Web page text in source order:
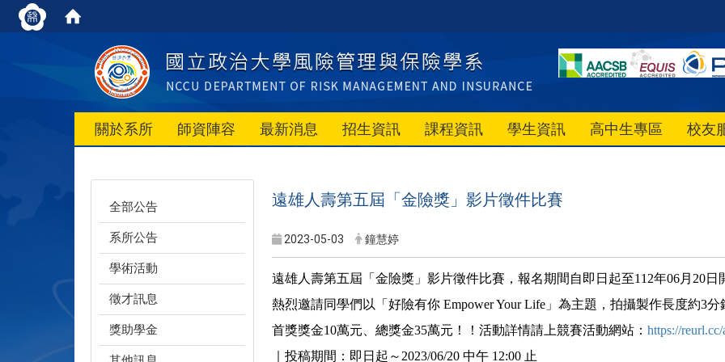
關於系所 師資陣容 最新消息 招生資訊 課程資訊 學生資訊 高中生專區 校友
全部公告
系所公告
學術活動
徵才訊息
獎助學金
遠雄人壽第五屆「金險獎」影片徵件比賽
2023-05-03 鐘慧婷
遠雄人壽第五屆「金險獎」影片徵件比賽，報名期間自即日起至112年06月20日
熱烈邀請同學們以「好險有你 Empower Your Life」為主題，拍攝製作長度約3
首獎獎金10萬元、總獎金35萬元！！活動詳情請上競賽活動網站： https://
｜投稿期間：即日起～2023/06/20 中午 12:00 止